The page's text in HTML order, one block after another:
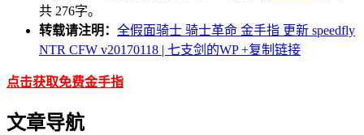
共 276字。
转载请注明： 全假面骑士 骑士革命 金手指 更新 speedfly
NTR CFW v20170118 | 七支剑的WP+复制链接
点击获取免费金手指
文章导航